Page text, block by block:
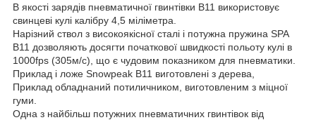
В якості зарядів пневматичної гвинтівки B11 використовує
свинцеві кулі калібру 4,5 міліметра.
Нарізний ствол з високоякісної сталі і потужна пружина SPA
B11 дозволяють досягти початкової швидкості польоту кулі в
1000fps (305м/с), що є чудовим показником для пневматики.
Приклад і ложе Snowpeak B11 виготовлені з дерева,
Приклад обладнаний потиличником, виготовленим з міцної
гуми.
Одна з найбільш потужних пневматичних гвинтівок від